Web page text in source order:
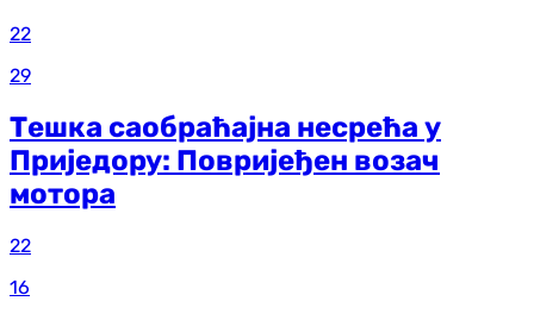
22
29
Тешка саобраћајна несрећа у
Приједору: Повријеђен возач
мотора
22
16